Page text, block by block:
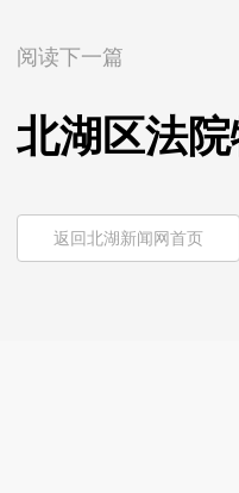
阅读下一篇
北湖区法
返回北湖新闻网首页